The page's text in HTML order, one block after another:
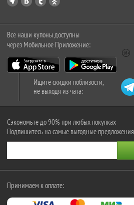
Все наши купоны доступны
через Мобильное Приложение:
Ищите скидки поблизости,
не выходя из чата:
Сэкономьте до 90% при любых покупках
Подпишитесь на самые выгодные предложения
Принимаем к оплате: